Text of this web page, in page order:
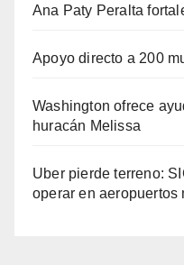
Ana Paty Peralta
Apoyo directo a 200
Washington ofrece
huracán Melissa
Uber pierde terreno:
operar en aeropuertos